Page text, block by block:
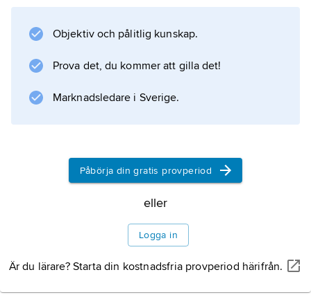
sin helhet bli förlängd. Jämför
,
kris
och
Objektiv och pålitlig kunskap.
Prova det, du kommer att gilla det!
Marknadsledare i Sverige.
Påbörja din gratis provperiod
eller
Logga in
Är du lärare? Starta din kostnadsfria provperiod härifrån.